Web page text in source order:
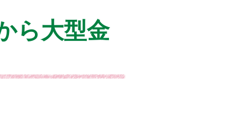
ら大型金